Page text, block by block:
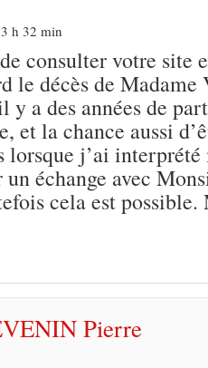
h 32 min
consulter votre site
le décès de
y a des années de
et la chance aussi
j’ai interprété
un échange avec
cela est possible.
Pierre